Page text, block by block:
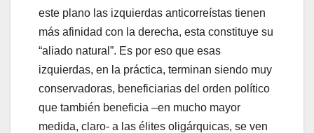
este plano las izquierdas anticorreístas tienen
más afinidad con la derecha, esta constituye su
“aliado natural”. Es por eso que esas
izquierdas, en la práctica, terminan siendo muy
conservadoras, beneficiarias del orden político
que también beneficia –en mucho mayor
medida, claro- a las élites oligárquicas, se ven